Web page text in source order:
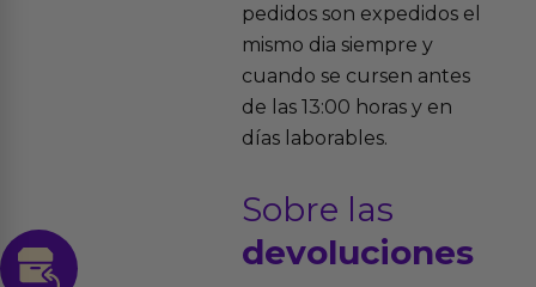
pedidos son expedidos el
mismo dia siempre y
cuando se cursen antes
de las 13:00 horas y en
días laborables.
Sobre las
devoluciones